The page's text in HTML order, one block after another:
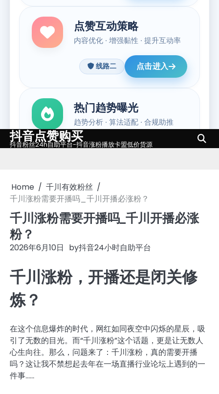
Skip
to
抖音点赞购买
抖音粉丝24h自助平台-抖音涨粉播放卡盟低价货源
Home
千川有效粉丝
千川涨粉需要开播吗_千川开播必涨粉？
千川涨粉需要开播吗_千川开播必涨
粉？
2026年6月10日 by抖音24小时自助平台
千川涨粉，开播还是闭关修
炼？
在这个信息爆炸的时代，网红如同夜空中闪烁的星辰，吸
引了无数的目光。而“千川涨粉”这个话题，更是让无数人
心生向往。那么，问题来了：千川涨粉，真的需要开播
吗？这让我不禁想起去年在一场直播行业论坛上遇到的一
件事……